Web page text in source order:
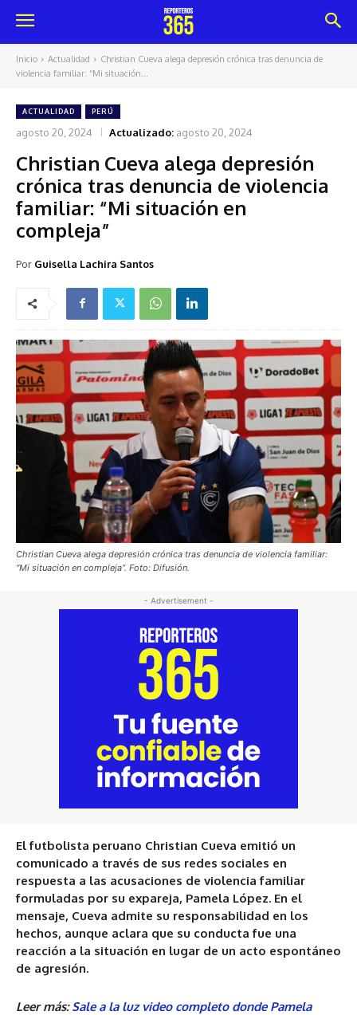
Inicio Actualidad
Christian Cueva alega depresión crónica tras denuncia de
violencia familiar: “Mi situación...
ACTUALIDAD PERÚ
agosto 20, 2024 Actualizado: agosto 20, 2024
Christian Cueva alega depresión
crónica tras denuncia de violencia
familiar: “Mi situación en
compleja”
Por Guisella Lachira Santos
Christian Cueva alega depresión crónica tras denuncia de violencia familiar:
“Mi situación en compleja”. Foto: Difusión.
- Advertisement -
El futbolista peruano Christian Cueva emitió un
comunicado a través de sus redes sociales en
respuesta a las acusaciones de violencia familiar
formuladas por su expareja, Pamela López. En el
mensaje, Cueva admite su responsabilidad en los
hechos, aunque aclara que su conducta fue una
reacción a la situación en lugar de un acto espontáneo
de agresión.
Leer más:Sale a la luz video completo donde Pamela